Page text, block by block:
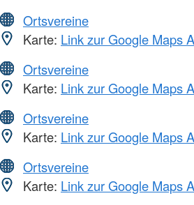
Ortsvereine
Karte: Link zur Google Maps
Ortsvereine
Karte: Link zur Google Maps
Ortsvereine
Karte: Link zur Google Maps
Ortsvereine
Karte: Link zur Google Maps